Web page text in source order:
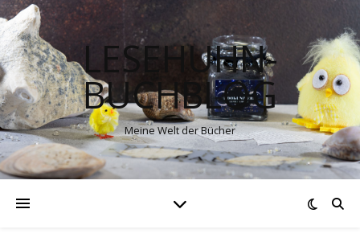
LESEHUHN-
BUCHBLOG
Meine Welt der Bücher